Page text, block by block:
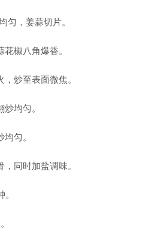
匀，姜蒜切片。
椒八角爆香。
炒至表面微焦。
均匀。
匀。
同时加盐调味。